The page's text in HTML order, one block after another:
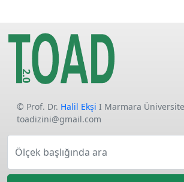
© Prof. Dr. Halil Ekşi I Marmara
toadizini@gmail.com
Ölçek başlığında ara